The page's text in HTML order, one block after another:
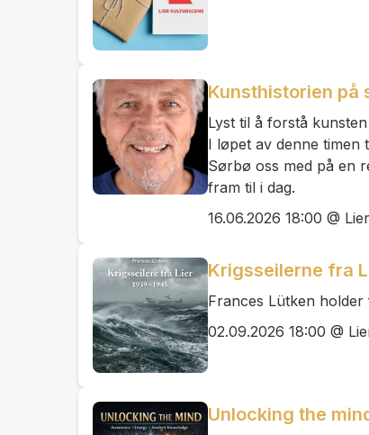
Kunsthistorien på
Lyst til å forstå
I løpet av denne
Sørbø oss med på en
fram til i dag.
16.06.2026 18:00 @
Krigsseilerne fra
Frances Lütken
02.09.2026 18:00 @
Unlocking the